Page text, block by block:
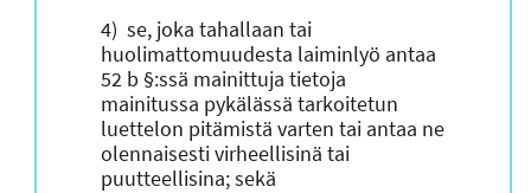
4) se, joka tahallaan tai
huolimattomuudesta laiminlyö antaa
52 b §:ssä mainittuja tietoja
mainitussa pykälässä tarkoitetun
luettelon pitämistä varten tai antaa ne
olennaisesti virheellisinä tai
puutteellisina; sekä